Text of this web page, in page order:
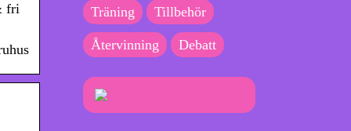
fri Träning Tillbehör
Återvinning Debatt